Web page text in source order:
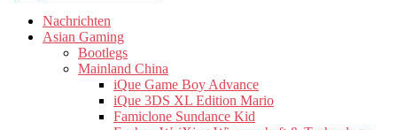
Nachrichten
Asian Gaming
Bootlegs
Mainland China
iQue Game Boy Advance
iQue 3DS XL Edition Mario
Famiclone Sundance Kid